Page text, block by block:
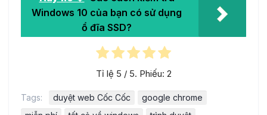
Windows 10 của bạn có sử dụng
ổ đĩa SSD?
Tỉ lệ 5 / 5. Phiếu: 2
Tags: duyệt web Cốc Cốc
google chrome